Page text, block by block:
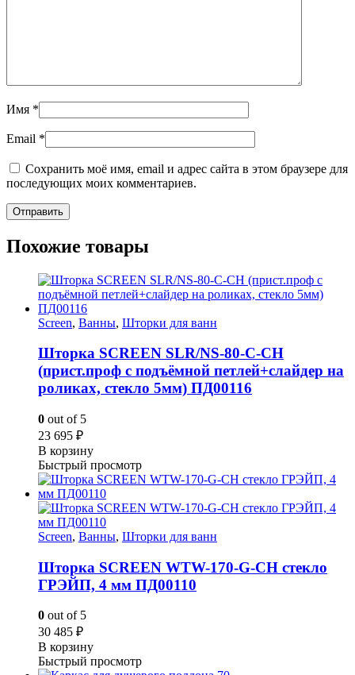
Имя *
Email *
Сохранить моё имя, email и адрес сайта в этом браузере для
последующих моих комментариев.
Похожие товары
Screen, Ванны, Шторки для ванн
Шторка SCREEN SLR/NS-80-C-CH
(прист.проф с подъёмной петлей+слайдер на
роликах, стекло 5мм) ПД00116
0 out of 5
23 695 ₽
В корзину
Быстрый просмотр
Screen, Ванны, Шторки для ванн
Шторка SCREEN WTW-170-G-CH стекло
ГРЭЙП, 4 мм ПД00110
0 out of 5
30 485 ₽
В корзину
Быстрый просмотр